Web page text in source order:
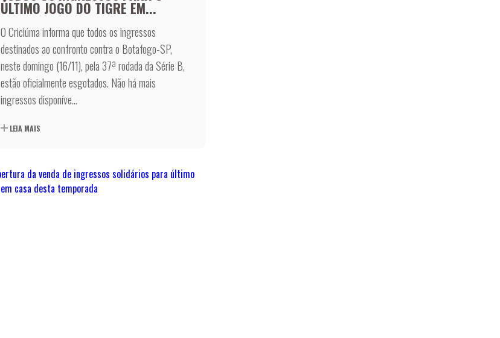
ÚLTIMO JOGO DO TIGRE EM...
O Criciúma informa que todos os ingressos
destinados ao confronto contra o Botafogo-SP,
neste domingo (16/11), pela 37ª rodada da Série B,
estão oficialmente esgotados. Não há mais
ingressos disponíve...
LEIA MAIS